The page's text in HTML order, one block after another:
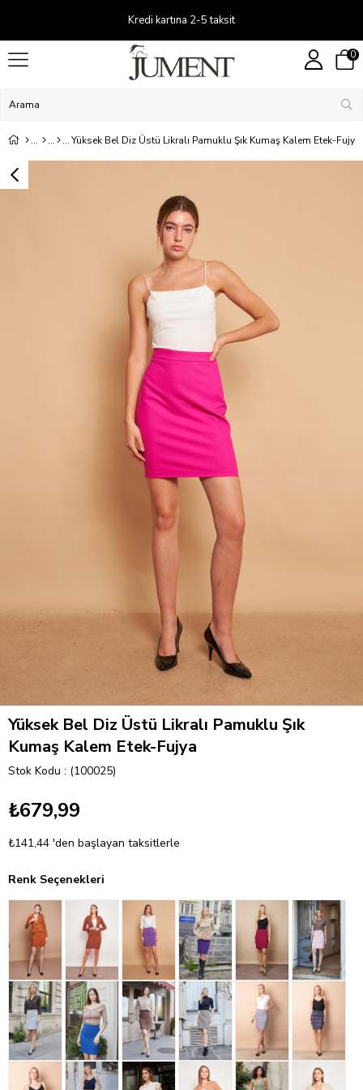
Kredi kartına 2-5 taksit
0
Yüksek Bel Diz Üstü Likralı Pamuklu Şık Kumaş Kalem Etek-Fujya
Yüksek Bel Diz Üstü Likralı Pamuklu Şık
Kumaş Kalem Etek-Fujya
Stok Kodu (100025)
₺679,99
₺141,44 'den başlayan taksitlerle
Renk Seçenekleri